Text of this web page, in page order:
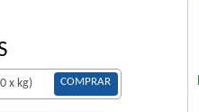
x kg) COMPRAR